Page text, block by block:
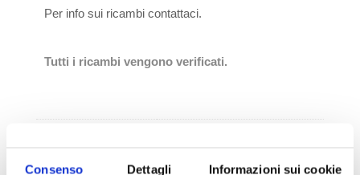
Consenso Dettagli Informazioni sui cookie
Per info sui ricambi contattaci.
Tutti i ricambi vengono verificati.